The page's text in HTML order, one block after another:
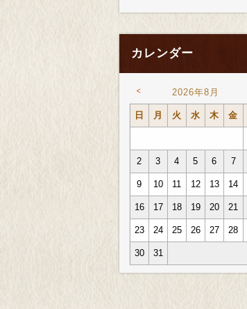
カレンダー
< 2026年8月
日 月 火 水 木 金
2 3 4 5 6 7
9 10 11 12 13 14
16 17 18 19 20 21
23 24 25 26 27 28
30 31